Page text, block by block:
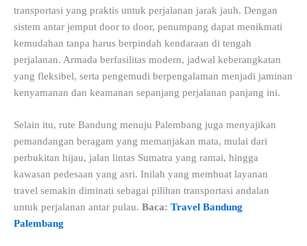
transportasi yang praktis untuk perjalanan jarak jauh. Dengan
sistem antar jemput door to door, penumpang dapat menikmati
kemudahan tanpa harus berpindah kendaraan di tengah
perjalanan. Armada berfasilitas modern, jadwal keberangkatan
yang fleksibel, serta pengemudi berpengalaman menjadi jaminan
kenyamanan dan keamanan sepanjang perjalanan panjang ini.
Selain itu, rute Bandung menuju Palembang juga menyajikan
pemandangan beragam yang memanjakan mata, mulai dari
perbukitan hijau, jalan lintas Sumatra yang ramai, hingga
kawasan pedesaan yang asri. Inilah yang membuat layanan
travel semakin diminati sebagai pilihan transportasi andalan
untuk perjalanan antar pulau. Baca: Travel Bandung
Palembang